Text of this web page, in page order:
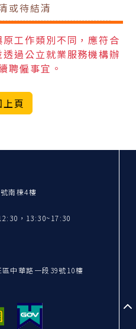
或待結清
工作類別不同，應符合
過公立就業服務機構辦
聘僱事宜。
上頁
南棟4樓
，13:30~17:30
中華路一段39號10樓
至